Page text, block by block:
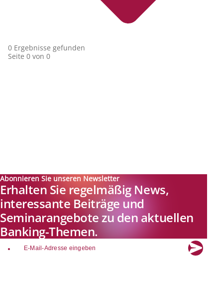
0 Ergebnisse gefunden
Seite 0 von 0
Abonnieren Sie unseren Newsletter
Erhalten Sie regelmäßig News,
interessante Beiträge und
Seminarangebote zu den aktuellen
Banking-Themen.
email